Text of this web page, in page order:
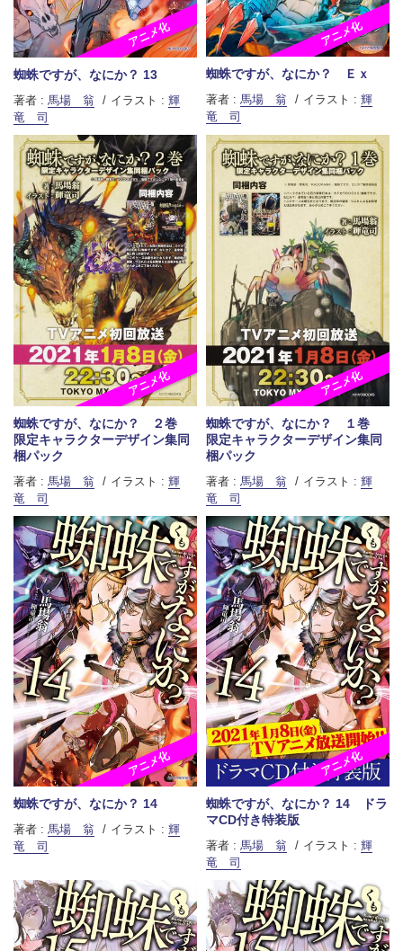
アニメ化
蜘蛛ですが、なにか？ 13
著者 : 馬場 翁 イラスト : 輝
竜 司
アニメ化
蜘蛛ですが、なにか？ Ｅｘ
著者 : 馬場 翁 イラスト : 輝
竜 司
アニメ化
蜘蛛ですが、なにか？ ２巻
限定キャラクターデザイン集同
梱パック
著者 : 馬場 翁 イラスト : 輝
竜 司
アニメ化
蜘蛛ですが、なにか？ １巻
限定キャラクターデザイン集同
梱パック
著者 : 馬場 翁 イラスト : 輝
竜 司
アニメ化
蜘蛛ですが、なにか？ 14
著者 : 馬場 翁 イラスト : 輝
竜 司
アニメ化
蜘蛛ですが、なにか？ 14 ドラ
マCD付き特装版
著者 : 馬場 翁 イラスト : 輝
竜 司